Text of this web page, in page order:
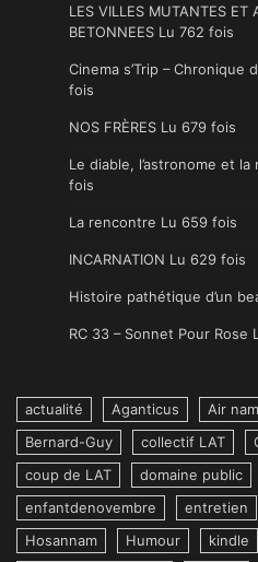
LES VILLES MUTANTES ET
BETONNEES Lu 762 fois
Cinema s’Trip – Chronique
fois
NOS FRÈRES Lu 679 fois
Le diable, l’astronome et
fois
La rencontre Lu 659 fois
INCARNATION Lu 629 fois
Histoire pathétique d’un
RC 33 – Sonnet Pour Rose
actualité Aganticus Air
Bernard-Guy
collectif LAT
coup de LAT
domaine public
enfantdenovembre
entretien
Hosannam
Humour kindle